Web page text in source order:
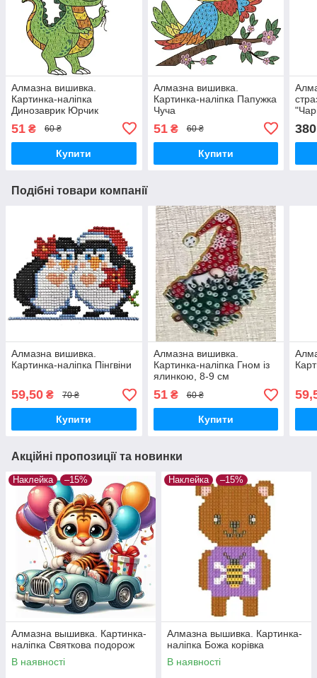
Алмазна вишивка.
Картинка-наліпка
Динозаврик Юрчик
51 ₴ 60 ₴
Купити
Алмазна вишивка.
Картинка-наліпка Папужка
Чуча
51₴ 60 ₴
Купити
380
Подібні товари компанії
Алмазна вишивка.
Картинка-наліпка Пінгвіни
59,50 ₴ 70 ₴
Купити
Алмазна вишивка.
Картинка-наліпка Гном із
ялинкою, 8-9 см
51₴ 60 ₴
Купити
Акційні пропозиції та новинки
Наклейка –15%
Алмазна вышивка. Картинка-
наліпка Святкова подорож
В наявності
Наклейка –15%
Алмазна вышивка. Картинка-
наліпка Божа корівка
В наявності